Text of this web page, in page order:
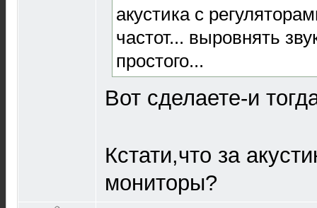
акустика с
частот... выровнять
простого...
Вот сделаете-и
Кстати,что за
мониторы?